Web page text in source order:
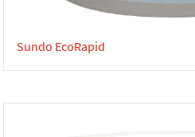
Sundo EcoRapid